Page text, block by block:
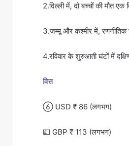
2.दिल्ली में, दो बच्चों की मौत
3.जम्मू और कश्मीर में,
4.रविवार के शुरुआती घंटों में
वित्त
 USD ₹ 86 (लगभग)
💷 GBP ₹ 113 (लगभग)